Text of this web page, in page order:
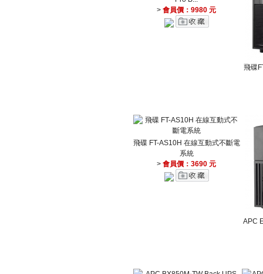
>會員價：9980 元
飛碟
飛碟 FT-AS10H 在線互動式不斷電
系統
>會員價：3690 元
APC